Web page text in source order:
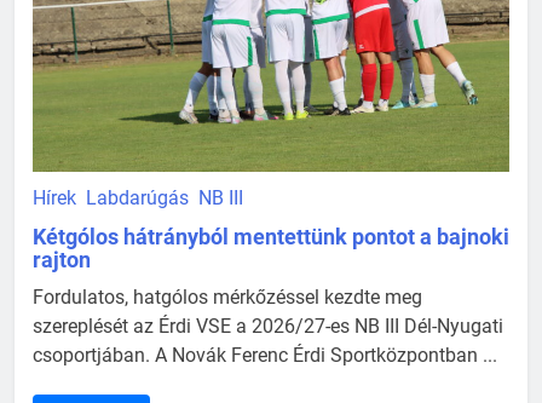
Hírek Labdarúgás NB III
Kétgólos hátrányból mentettünk pontot a bajnoki
rajton
Fordulatos, hatgólos mérkőzéssel kezdte meg
szereplését az Érdi VSE a 2026/27-es NB III Dél-Nyugati
csoportjában. A Novák Ferenc Érdi Sportközpontban ...